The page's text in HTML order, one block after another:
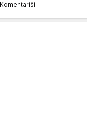
Komentariši